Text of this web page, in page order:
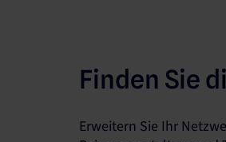
Finden Sie
Erweitern Sie Ihr